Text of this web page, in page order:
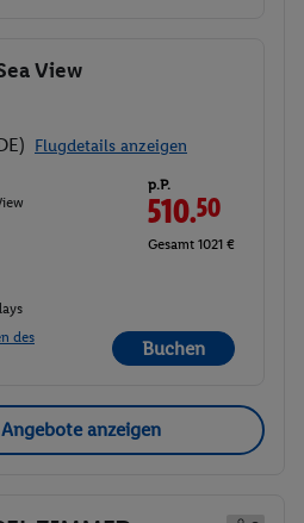
View
Flugdetails anzeigen
p.P.
510.50
Gesamt 1021 €
des
Buchen
anzeigen